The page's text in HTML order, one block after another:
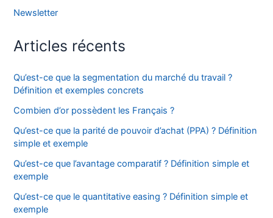
Newsletter
Articles récents
Qu’est-ce que la segmentation du marché du travail ?
Définition et exemples concrets
Combien d’or possèdent les Français ?
Qu’est-ce que la parité de pouvoir d’achat (PPA) ? Définition
simple et exemple
Qu’est-ce que l’avantage comparatif ? Définition simple et
exemple
Qu’est-ce que le quantitative easing ? Définition simple et
exemple